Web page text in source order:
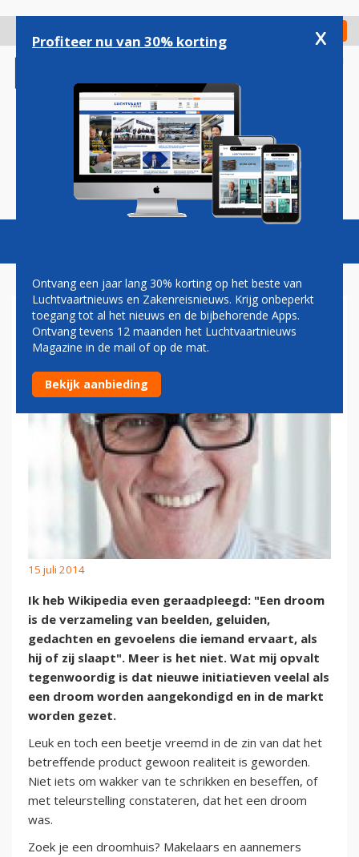
gaan
Check in
Magazine Podcasts Vacatures
HENK VAN DEN HELDER:
MOOIE DROMEN KOMEN UIT
15 juli 2014
Ik heb Wikipedia even geraadpleegd: "Een droom
is de verzameling van beelden, geluiden,
gedachten en gevoelens die iemand ervaart, als
hij of zij slaapt". Meer is het niet. Wat mij opvalt
tegenwoordig is dat nieuwe initiatieven veelal als
een droom worden aangekondigd en in de markt
worden gezet.
Leuk en toch een beetje vreemd in de zin van dat het
betreffende product gewoon realiteit is geworden.
Niet iets om wakker van te schrikken en beseffen, of
met teleurstelling constateren, dat het een droom
was.
Zoek je een droomhuis? Makelaars en aannemers
Profiteer nu van 30% korting x
Ontvang een jaar lang 30% korting op het beste van
Luchtvaartnieuws en Zakenreisnieuws. Krijg onbeperkt
toegang tot al het nieuws en de bijbehorende Apps.
Ontvang tevens 12 maanden het Luchtvaartnieuws
Magazine in de mail of op de mat.
Bekijk aanbieding